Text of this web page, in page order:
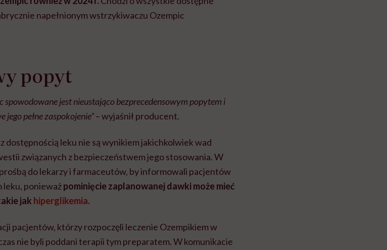
napełnionym wstrzykiwaczu Ozempic
popyt
spowodowane jest nieustająco bezprecedensowym popytem i
pełne zaspokojenie”– wyjaśnił producent.
dostępnością leku nie są wynikiem jakichkolwiek wad
związanych z bezpieczeństwem jego stosowania. W
do lekarzy i farmaceutów, by informowali pacjentów
leku, ponieważpominięcie zaplanowanej dawki może mieć
jak hiperglikemia.
pacjentów, którzy rozpoczęli leczenie Ozempikiem w
nie byli poddani terapii tym preparatem. W komunikacie